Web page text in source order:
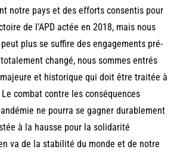
notre pays et des efforts consentis pour
de l’APD actée en 2018, mais nous
peut plus se suffire des engagements pré-
changé, nous sommes entrés
et historique qui doit être traitée à
combat contre les conséquences
ne pourra se gagner durablement
à la hausse pour la solidarité
va de la stabilité du monde et de notre